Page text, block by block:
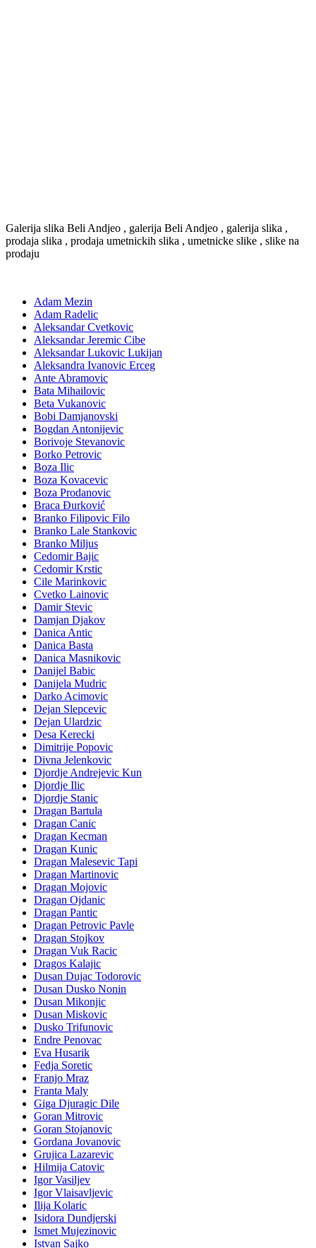
Galerija slika Beli Andjeo , galerija Beli Andjeo , galerija slika ,
prodaja slika , prodaja umetnickih slika , umetnicke slike , slike na
prodaju
Adam Mezin
Adam Radelic
Aleksandar Cvetkovic
Aleksandar Jeremic Cibe
Aleksandar Lukovic Lukijan
Aleksandra Ivanovic Erceg
Ante Abramovic
Bata Mihailovic
Beta Vukanovic
Bobi Damjanovski
Bogdan Antonijevic
Borivoje Stevanovic
Borko Petrovic
Boza Ilic
Boza Kovacevic
Boza Prodanovic
Braca Đurković
Branko Filipovic Filo
Branko Lale Stankovic
Branko Miljus
Cedomir Bajic
Cedomir Krstic
Cile Marinkovic
Cvetko Lainovic
Damir Stevic
Damjan Djakov
Danica Antic
Danica Basta
Danica Masnikovic
Danijel Babic
Danijela Mudric
Darko Acimovic
Dejan Slepcevic
Dejan Ulardzic
Desa Kerecki
Dimitrije Popovic
Divna Jelenkovic
Djordje Andrejevic Kun
Djordje Ilic
Djordje Stanic
Dragan Bartula
Dragan Canic
Dragan Kecman
Dragan Kunic
Dragan Malesevic Tapi
Dragan Martinovic
Dragan Mojovic
Dragan Ojdanic
Dragan Pantic
Dragan Petrovic Pavle
Dragan Stojkov
Dragan Vuk Racic
Dragos Kalajic
Dusan Dujac Todorovic
Dusan Dusko Nonin
Dusan Mikonjic
Dusan Miskovic
Dusko Trifunovic
Endre Penovac
Eva Husarik
Fedja Soretic
Franjo Mraz
Franta Maly
Giga Djuragic Dile
Goran Mitrovic
Goran Stojanovic
Gordana Jovanovic
Grujica Lazarevic
Hilmija Catovic
Igor Vasiljev
Igor Vlaisavljevic
Ilija Kolaric
Isidora Dundjerski
Ismet Mujezinovic
Istvan Sajko